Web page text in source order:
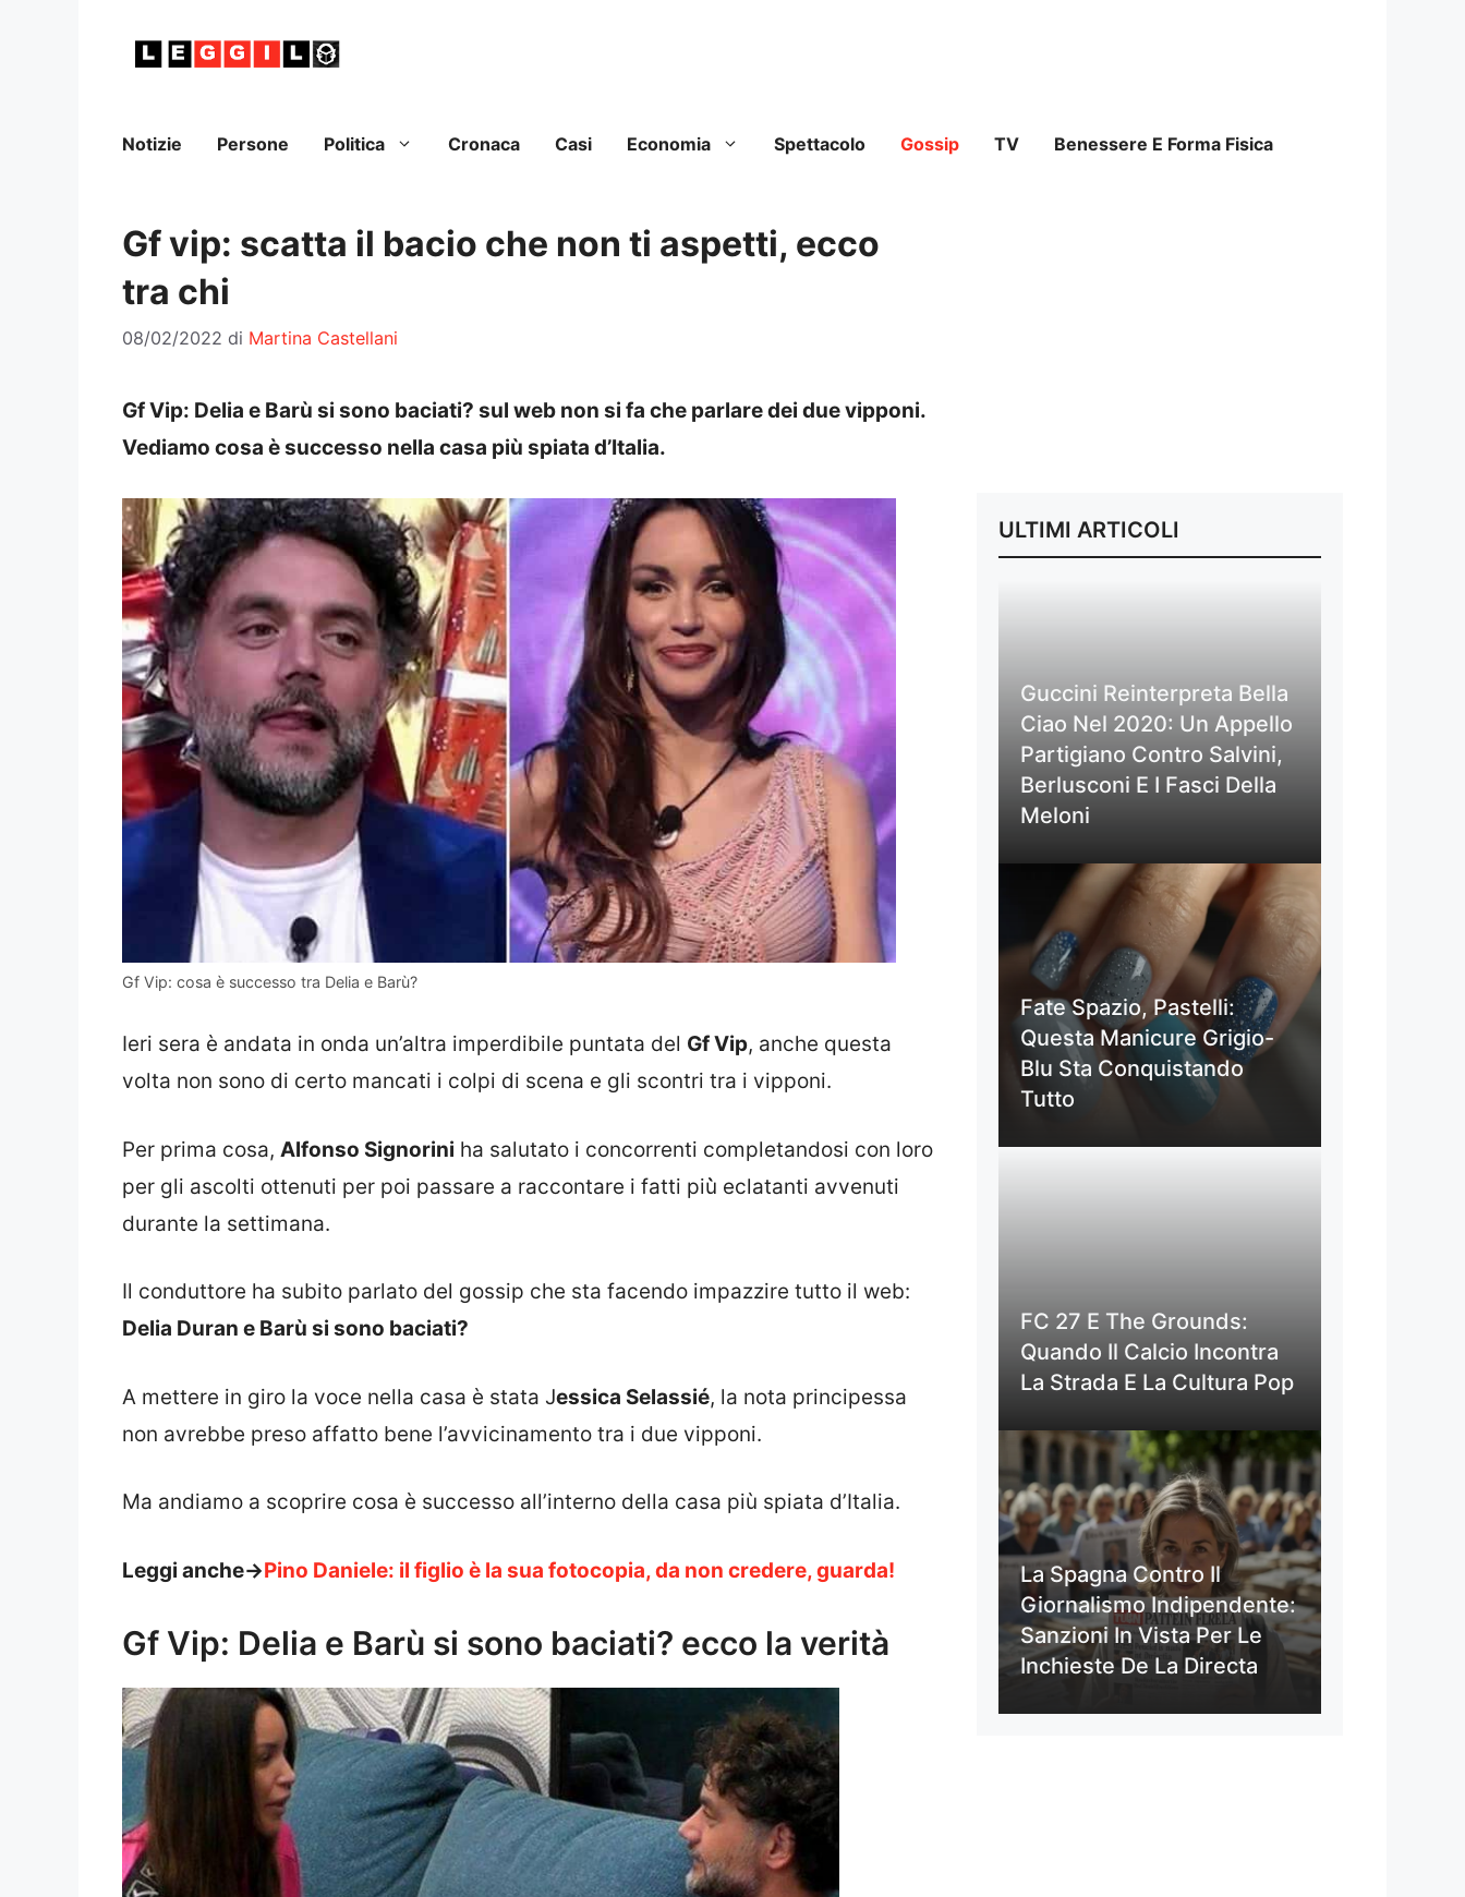
Notizie Persone Politica Cronaca Casi Economia Spettacolo Gossip TV Benessere E Forma Fisica
Gf vip: scatta il bacio che non ti aspetti, ecco
tra chi
08/02/2022 di Martina Castellani
Gf Vip: Delia e Barù si sono baciati? sul web non si fa che parlare dei due vipponi.
Vediamo cosa è successo nella casa più spiata d’Italia.
Gf Vip: cosa è successo tra Delia e Barù?
Ieri sera è andata in onda un’altra imperdibile puntata del Gf Vip, anche questa
volta non sono di certo mancati i colpi di scena e gli scontri tra i vipponi.
Per prima cosa, Alfonso Signorini ha salutato i concorrenti completandosi con loro
per gli ascolti ottenuti per poi passare a raccontare i fatti più̀ eclatanti avvenuti
durante la settimana.
Il conduttore ha subito parlato del gossip che sta facendo impazzire tutto il web:
Delia Duran e Barù si sono baciati?
A mettere in giro la voce nella casa è stata Jessica Selassié, la nota principessa
non avrebbe preso affatto bene l’avvicinamento tra i due vipponi.
Ma andiamo a scoprire cosa è successo all’interno della casa più spiata d’Italia.
Leggi anche->Pino Daniele: il figlio è la sua fotocopia, da non credere, guarda!
Gf Vip: Delia e Barù si sono baciati? ecco la verità
ULTIMI ARTICOLI
Guccini Reinterpreta Bella
Ciao Nel 2020: Un Appello
Partigiano Contro Salvini,
Berlusconi E I Fasci Della
Meloni
Fate Spazio, Pastelli:
Questa Manicure Grigio-
Blu Sta Conquistando
Tutto
FC 27 E The Grounds:
Quando Il Calcio Incontra
La Strada E La Cultura Pop
La Spagna Contro Il
Giornalismo Indipendente:
Sanzioni In Vista Per Le
Inchieste De La Directa